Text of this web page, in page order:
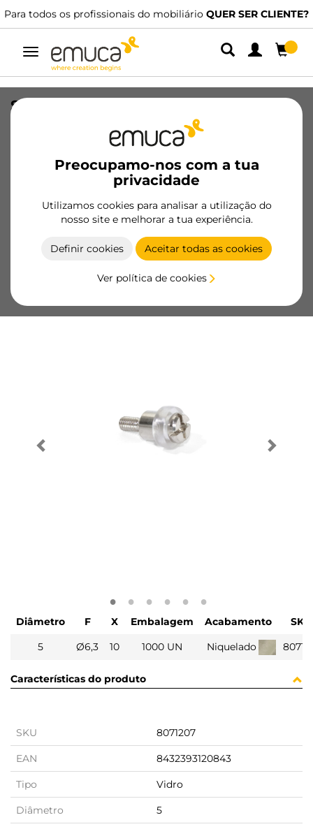
Para todos os profissionais do mobiliário QUER SER CLIENTE?
Alternar
navegação
Preocupamo-nos com a tua
privacidade
Utilizamos cookies para analisar a utilização do
nosso site e melhorar a tua experiência.
Definir cookies Aceitar todas as cookies
Ver política de cookies
Suporte para prateleira de Vidro,
diâmetro 5mm, Aço e Plástico,
8071207/EAN 8432393120843
Produtos essenciais
Tornar-se cliente
Ficha de produto
Diâmetro F X Embalagem Acabamento
SKU
5
Ø6,3 10 1000 UN Niquelado
Características do produto
SKU 8071207
EAN 8432393120843
Tipo Vidro
Diâmetro 5